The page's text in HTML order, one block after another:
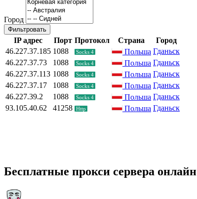
Город
Фильтровать
IP адрес Порт Протокол Страна
Город
46.227.37.185 1088 Socks 4 Польша Гданьск
46.227.37.73
1088 Socks 4 Польша Гданьск
46.227.37.113 1088 Socks 4 Польша Гданьск
46.227.37.17
1088 Socks 4 Польша Гданьск
46.227.39.2
1088 Socks 4 Польша Гданьск
93.105.40.62
41258 Http Польша Гданьск
Бесплатные прокси сервера онлайн